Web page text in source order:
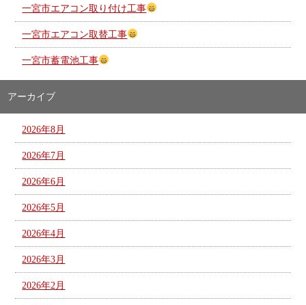
一宮市エアコン取り付け工事
一宮市エアコン取替工事
一宮市蓄電池工事
アーカイブ
2026年8月
2026年7月
2026年6月
2026年5月
2026年4月
2026年3月
2026年2月